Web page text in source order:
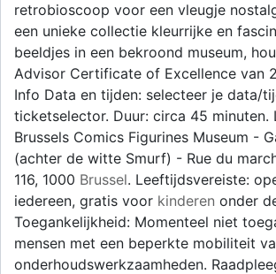
retrobioscoop voor een vleugje
een unieke collectie kleurrijke en
beeldjes in een bekroond museum,
Advisor Certificate of Excellence van
Info Data en tijden: selecteer je data/
ticketselector. Duur: circa 45 minuten.
Brussels Comics Figurines Museum -
(achter de witte Smurf) - Rue du
116, 1000 Brussel. Leeftijdsvereiste:
iedereen, gratis voor kinderen onder
Toegankelijkheid: Momenteel niet
mensen met een beperkte mobiliteit
onderhoudswerkzaamheden.